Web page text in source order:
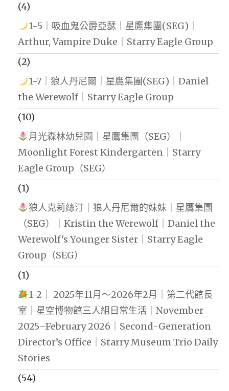
(4)
1-5｜吸血鬼公爵亞瑟｜星鷹集團(SEG)｜
Arthur, Vampire Duke｜Starry Eagle Group
(2)
1-7｜狼人丹尼爾｜星鷹集團(SEG)｜Daniel
the Werewolf｜Starry Eagle Group
(10)
月光森林幼兒園｜星鷹集團（SEG）｜
Moonlight Forest Kindergarten｜Starry
Eagle Group（SEG）
(1)
狼人克莉絲汀｜狼人丹尼爾的妹妹｜星鷹集團
（SEG）｜Kristin the Werewolf｜Daniel the
Werewolf's Younger Sister｜Starry Eagle
Group（SEG）
(1)
1-2｜ 2025年11月～2026年2月｜第二代館長
室｜星空博物館三人組日常生活｜November
2025–February 2026｜Second-Generation
Director’s Office｜Starry Museum Trio Daily
Stories
(54)